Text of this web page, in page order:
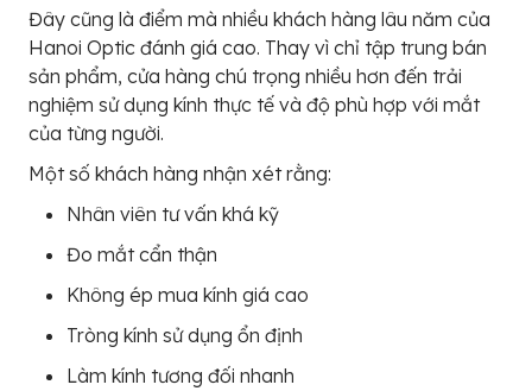
Đây cũng là điểm mà nhiều khách hàng lâu năm của
Hanoi Optic đánh giá cao. Thay vì chỉ tập trung bán
sản phẩm, cửa hàng chú trọng nhiều hơn đến trải
nghiệm sử dụng kính thực tế và độ phù hợp với mắt
của từng người.
Một số khách hàng nhận xét rằng:
Nhân viên tư vấn khá kỹ
Đo mắt cẩn thận
Không ép mua kính giá cao
Tròng kính sử dụng ổn định
Làm kính tương đối nhanh